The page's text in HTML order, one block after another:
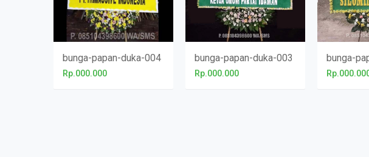
bunga-papan-duka-004
Rp.000.000
bunga-papan-duka-003
Rp.000.000
bunga-